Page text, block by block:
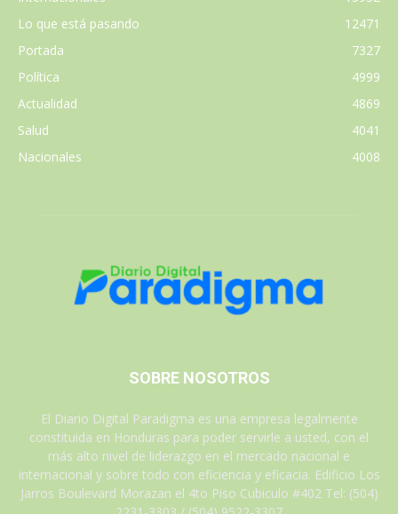
Lo que está pasando
12471
Portada
7327
Política
4999
Actualidad
4869
Salud
4041
Nacionales
4008
SOBRE NOSOTROS
El Diario Digital Paradigma es una empresa legalmente
constituida en Honduras para poder servirle a usted, con el
más alto nivel de liderazgo en el mercado nacional e
internacional y sobre todo con eficiencia y eficacia. Edificio Los
Jarros Boulevard Morazan el 4to Piso Cubiculo #402 Tel: (504)